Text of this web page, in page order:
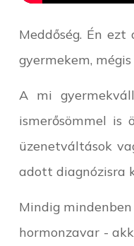
Meddőség. Én
gyermekem,
A mi
ismerősömmel is
üzenetváltások
adott diagnózisra
Mindig
hormonzavar -